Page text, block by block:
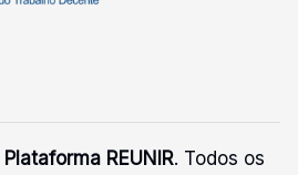
Plataforma REUNIR. Todos os